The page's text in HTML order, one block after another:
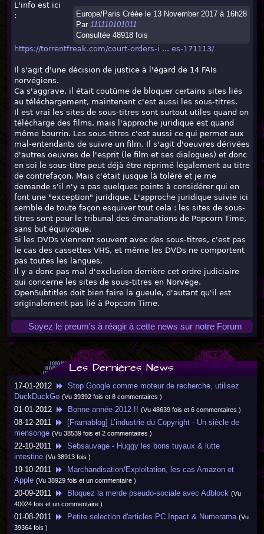
Europe/Paris Créée le 13 November 2017 à 16h28
Par 111110101011
Consultée 48918 fois
L'info est ici
:
https://torrentfreak.com/court-orders-i ... es-171113/
Il s'agit d'une décision de justice à l'égard de 14 FAIs
norvégiens.
Ca s'aggrave, il était coutûme de bloquer certains sites liés
au téléchargement, maintenant c'est aussi les sous-titres.
Il est vrai les sites de sous-titres sont surtout utiles quand on
télécharge des films, mais l'approche juridique est quand
même bourrin. Les sous-titres c'est aussi ce qui permet aux
mal-entendants de suivre un film. Il s'agit d'oeuvres dérivées
d'autres oeuvres de l'esprit (le film et ses dialogues) et donc
en soi le sous-titre peut déjà être réprimé légalement au titre
de contrefaçon. Mais c'était jusque là toléré et je me
demande s'il n'y a pas quelques points à considérer qui en
font une "exception" juridique. L'approche juridique suivie ici
semble de toute façon esquiver tout cela : les sites de sous-
titres sont pour le tribunal des émanations de Popcorn Time,
sans but équivoque.
Si les DVDs viennent souvent avec des sous-titres, c'est pas
le cas des cassettes VHS, et même les DVDs ne comportent
pas toutes les langues.
Il y a donc pas mal d'exclusion derrière cet ordre judiciaire
qui concerne les sites de sous-titres en Norvège.
OpenSubtitles doit bien faire la gueule, d'autant qu'il est
originalement pas lié à Popcorn Time.
Soyez le preum's à réagir à cette news sur notre Forum
Les Dernières News
17-01-2012
Stop Google comme moteur de recherche, utilisez
DuckDuckGo (Vu 39392 fois et 8 commentaires )
01-01-2012 Bonne année 2012 !! (Vu 48639 fois et 6 commentaires )
08-12-2011
[Framablog] L’industrie du Copyright - Un siècle de
mensonge (Vu 38539 fois et 2 commentaires )
22-10-2011
Sebsauvage - Huggy les bons tuyaux & lutte
intestine (Vu 38913 fois )
19-10-2011
Marchandisation/Exploitation, les cas Amazon et
Apple (Vu 38929 fois et un commentaire )
20-09-2011 Bloquez la merde pseudo-sociale avec Adblock (Vu
40024 fois et un commentaire )
01-08-2011 Petite selection d'articles PC Inpact & Numerama (Vu
39364 fois )